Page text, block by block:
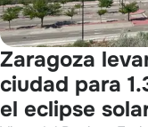
Zaragoza
ciudad para
el eclipse